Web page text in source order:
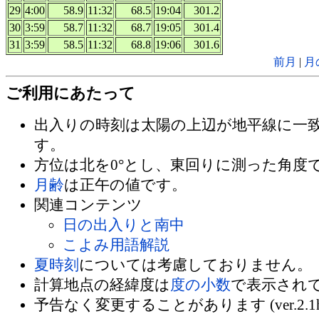
29 4:00 58.9 11:32 68.5 19:04
301.2
30 3:59 58.7 11:32 68.7 19:05
301.4
31 3:59 58.5 11:32 68.8 19:06
301.6
前月 |
ご利用にあたって
出入りの時刻は太陽の上辺が地平線に一
す。
方位は北を0°とし、東回りに測った角度
月齢は正午の値です。
関連コンテンツ
日の出入りと南中
こよみ用語解説
夏時刻 については考慮しておりません。
計算地点の経緯度は 度の小数で表示され
予告なく変更することがあります